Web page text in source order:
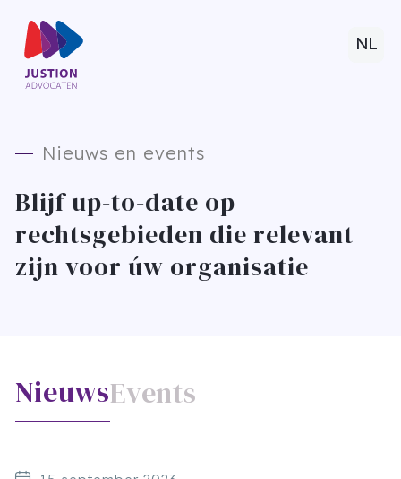
NL
Nieuws en events
Blijf up-to-date op
rechtsgebieden die relevant
zijn voor úw organisatie
NieuwsEvents